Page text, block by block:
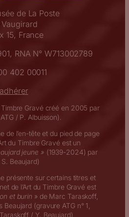
de La Poste
15, France
RNA N° W713002789
402 00011
Timbre Gravé créé en 2005 par
/ P. Albuisson).
de l’en-tête et du pied de page
du Timbre Gravé est un
jeune » (1939-2024) par
Beaujard)
présente sur certains titres et
de l’Art du Timbre Gravé est
et burin » de Marc Taraskoff,
Beaujard (gravure ATG n° 1,
/ Y. Beaujard)